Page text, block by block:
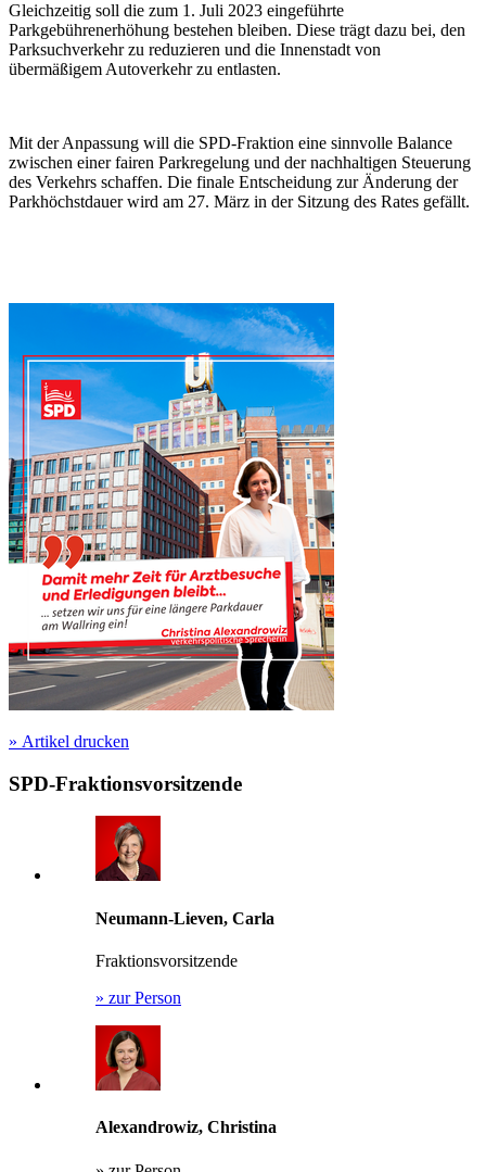
Gleichzeitig soll die zum 1. Juli 2023 eingeführte
Parkgebührenerhöhung bestehen bleiben. Diese trägt dazu bei, den
Parksuchverkehr zu reduzieren und die Innenstadt von
übermäßigem Autoverkehr zu entlasten.
Mit der Anpassung will die SPD-Fraktion eine sinnvolle Balance
zwischen einer fairen Parkregelung und der nachhaltigen Steuerung
des Verkehrs schaffen. Die finale Entscheidung zur Änderung der
Parkhöchstdauer wird am 27. März in der Sitzung des Rates gefällt.
» Artikel drucken
SPD-Fraktionsvorsitzende
Neumann-Lieven, Carla
Fraktionsvorsitzende
» zur Person
Alexandrowiz, Christina